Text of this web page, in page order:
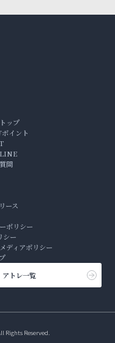
ップ
イント
問
ース
ポリシー
シー
ディアポリシー
アトレ一覧
Rights Reserved.